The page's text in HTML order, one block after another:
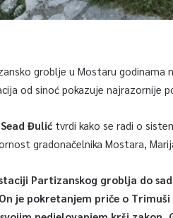
groblje u Mostaru godinama
od sinoć pokazuje najrazornije
Sead Đulićtvrdi kako se radi o
gradonačelnika Mostara,
Partizanskog groblja do
je pokretanjem priče o